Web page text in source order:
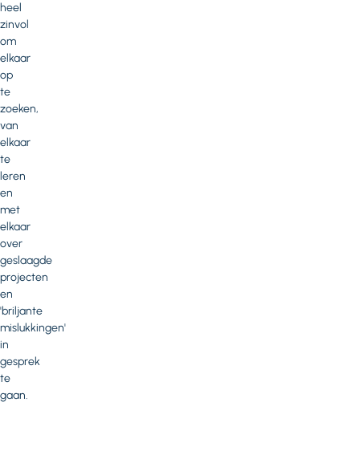
heel
zinvol
om
elkaar
op
te
zoeken,
van
elkaar
te
leren
en
met
elkaar
over
geslaagde
projecten
en
'briljante
mislukkingen'
in
gesprek
te
gaan.